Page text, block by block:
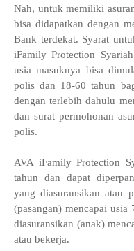
Nah, untuk memiliki
bisa didapatkan dengan
Bank terdekat. Syarat
iFamily Protection
usia masuknya bisa
polis dan 18-60 tahun
dengan terlebih dahulu
dan surat permohonan
polis.
AVA iFamily Protection
tahun dan dapat
yang diasuransikan atau
(pasangan) mencapai usia
diasuransikan (anak)
atau bekerja.